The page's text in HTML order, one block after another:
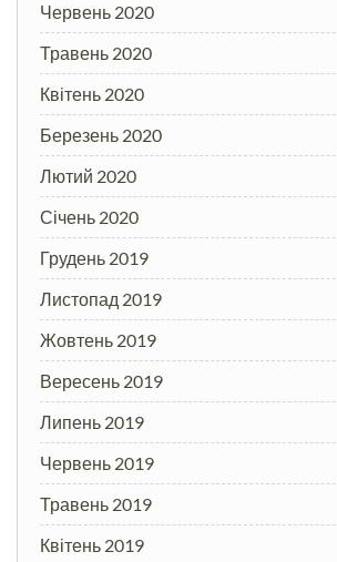
Червень 2020
Травень 2020
Квітень 2020
Березень 2020
Лютий 2020
Січень 2020
Грудень 2019
Листопад 2019
Жовтень 2019
Вересень 2019
Липень 2019
Червень 2019
Травень 2019
Квітень 2019